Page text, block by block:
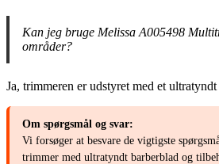
Kan jeg bruge Melissa A005498
områder?
Ja, trimmeren er udstyret med et
Om spørgsmål og svar:
Vi forsøger at besvare de vigtigste
trimmer med ultratyndt barberblad og